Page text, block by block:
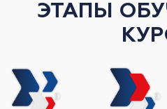
ЭТАПЫ